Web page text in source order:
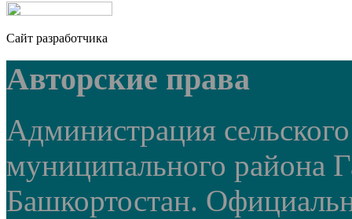
Сайт разработчика
Авторские права
Администрация
муниципального района
Башкортостан.